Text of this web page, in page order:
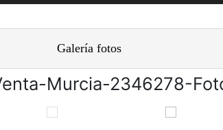
Galería fotos